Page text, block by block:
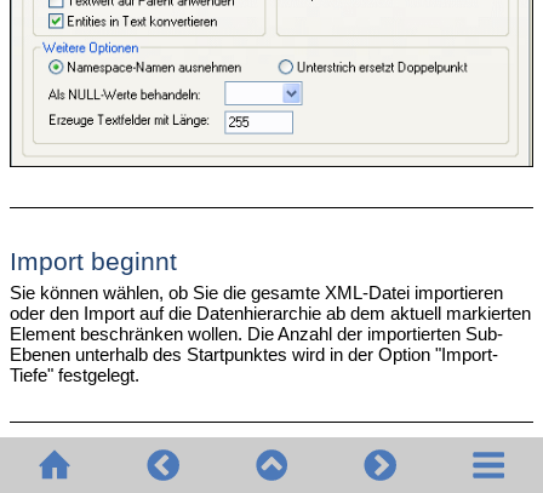
Import beginnt
Sie können wählen, ob Sie die gesamte XML-Datei importieren
oder den Import auf die Datenhierarchie ab dem aktuell markierten
Element beschränken wollen. Die Anzahl der importierten Sub-
Ebenen unterhalb des Startpunktes wird in der Option "Import-
Tiefe" festgelegt.
Import-Tiefe